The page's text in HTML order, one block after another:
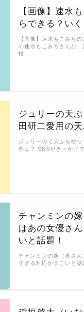
【画像】速水
らできる？いく
【画像】速水もこみち
の速水もこみちさんが
投 …
ジュリーの天
田研二愛用の
ジュリーのて天ぷら粉
件は？ SNSがきっかけ
チャンミンの
はあの女優さ
いと話題！
チャンミンの嫁（奥さ
すぎる対応がすごいと